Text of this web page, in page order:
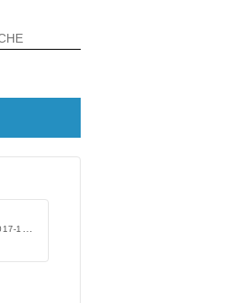
DOI: 10.17875/gup2017-1014